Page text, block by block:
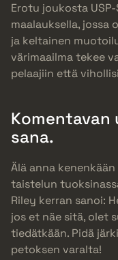
Erotu joukosta
maalauksella, jossa
ja keltainen
värimaailma tekee
pelaajiin että
Komentavan
sana.
Älä anna
taistelun
Riley kerran sanoi:
jos et näe sitä, olet
tiedätkään. Pidä
petoksen varalta!